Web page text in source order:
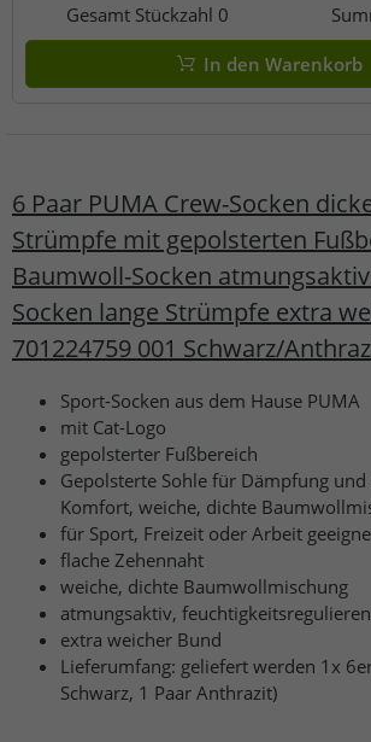
Gesamt Stückzahl 0
In den Warenkorb
6 Paar PUMA Crew-Socken
Strümpfe mit gepolsterten
Baumwoll-Socken
Socken lange Strümpfe extra
701224759 001 Schwarz/
Sport-Socken aus dem Hause PUMA
mit Cat-Logo
gepolsterter Fußbereich
Gepolsterte Sohle für Dämpfung und
Komfort, weiche, dichte
für Sport, Freizeit oder Arbeit
flache Zehennaht
weiche, dichte Baumwollmischung
atmungsaktiv,
extra weicher Bund
Lieferumfang: geliefert werden 1x
Schwarz, 1 Paar Anthrazit)